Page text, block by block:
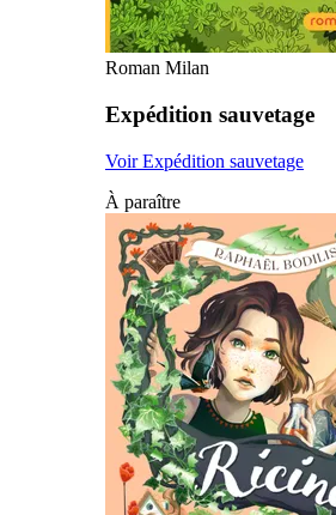
Roman Milan
Expédition sauvetage
Voir Expédition sauvetage
À paraître